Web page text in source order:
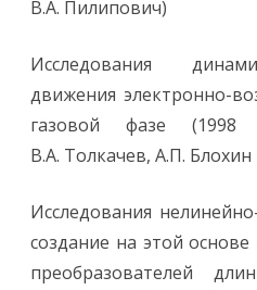
В.А. Пилипович)
Исследования
движения электронно-
газовой фазе (1998
В.А. Толкачев, А.П.
Исследования
создание на этой
преобразователей